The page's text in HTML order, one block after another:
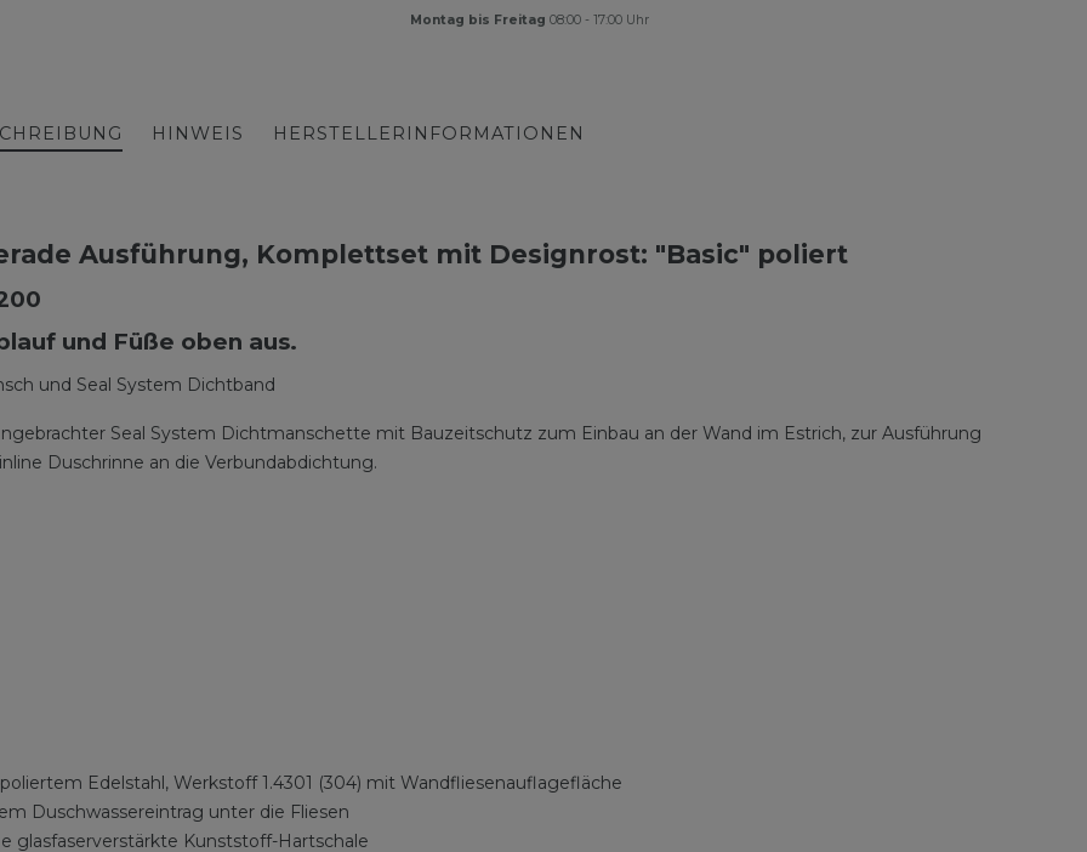
Montag bis Freitag 08:00 - 17:00 Uhr
HINWEIS HERSTELLERINFORMATIONEN
Ausführung, Komplettset mit Designrost: "Basic" poliert
und Füße oben aus.
und Seal System Dichtband
Seal System Dichtmanschette mit Bauzeitschutz zum Einbau an der Wand im Estrich, zur Ausführung
Duschrinne an die Verbundabdichtung.
Edelstahl, Werkstoff 1.4301 (304) mit Wandfliesenauflagefläche
Duschwassereintrag unter die Fliesen
glasfaserverstärkte Kunststoff-Hartschale